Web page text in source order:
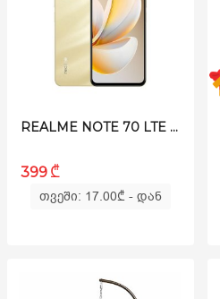
REALME NOTE 70 LTE 6/128GB GLOD
399 ₾
თვეში: 17.00₾- დან